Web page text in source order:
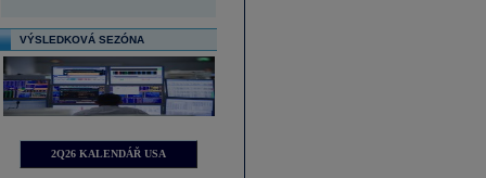
VÝSLEDKOVÁ SEZÓNA
2Q26 KALENDÁŘ USA